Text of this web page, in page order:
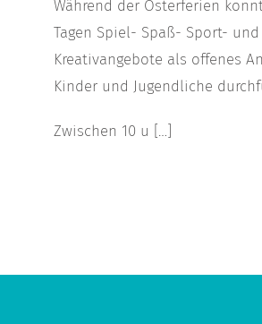
Während der Osterferien
Tagen Spiel- Spaß- Sport- und
Kreativangebote als offenes
Kinder und Jugendliche
Zwischen 10 u […]